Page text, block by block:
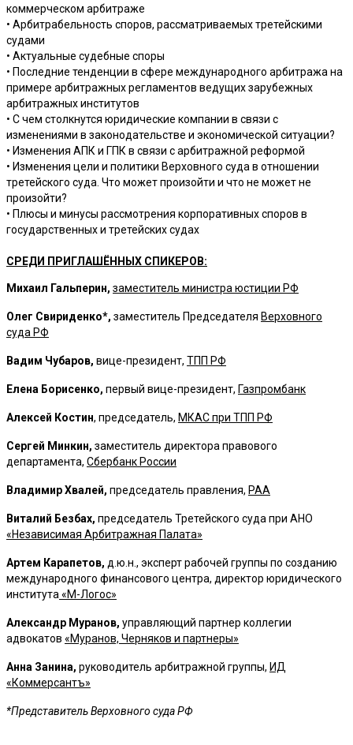
коммерческом арбитраже
• Арбитрабельность споров, рассматриваемых третейскими
судами
• Актуальные судебные споры
• Последние тенденции в сфере международного арбитража на
примере арбитражных регламентов ведущих зарубежных
арбитражных институтов
• С чем столкнутся юридические компании в связи с
изменениями в законодательстве и экономической ситуации?
• Изменения АПК и ГПК в связи с арбитражной реформой
• Изменения цели и политики Верховного cуда в отношении
третейского суда. Что может произойти и что не может не
произойти?
• Плюсы и минусы рассмотрения корпоративных споров в
государственных и третейских судах
СРЕДИ ПРИГЛАШЁННЫХ СПИКЕРОВ:
Михаил Гальперин, заместитель министра юстиции РФ
Олег Свириденко*, заместитель Председателя Верховного
суда РФ
Вадим Чубаров, вице-президент, ТПП РФ
Елена Борисенко, первый вице-президент, Газпромбанк
Алексей Костин, председатель, МКАС при ТПП РФ
Сергей Минкин, заместитель директора правового
департамента, Сбербанк России
Владимир Хвалей, председатель правления, РАА
Виталий Безбах, председатель Третейского суда при АНО
«Независимая Арбитражная Палата»
Артем Карапетов, д.ю.н., эксперт рабочей группы по созданию
международного финансового центра, директор юридического
института «М-Логос»
Александр Муранов, управляющий партнер коллегии
адвокатов «Муранов, Черняков и партнеры»
Анна Занина, руководитель арбитражной группы, ИД
«Коммерсантъ»
*Представитель Верховного суда РФ